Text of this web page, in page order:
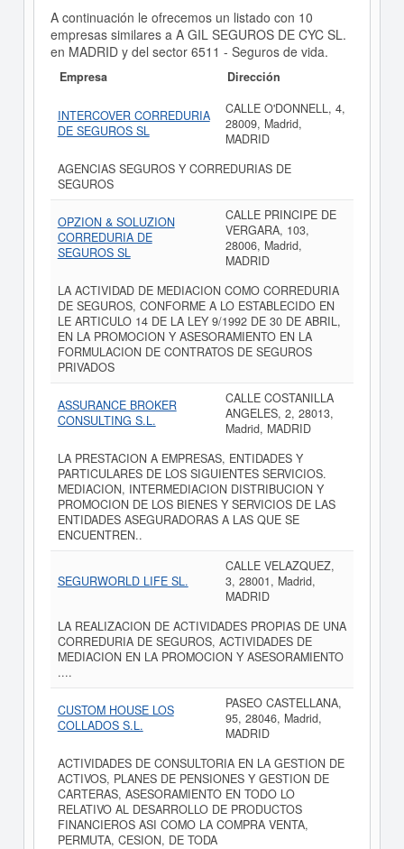
A continuación le ofrecemos un listado con 10
empresas similares a A GIL SEGUROS DE CYC SL.
en MADRID y del sector 6511 - Seguros de vida.
Empresa Dirección
INTERCOVER CORREDURIA
DE SEGUROS SL
CALLE O'DONNELL, 4,
28009, Madrid,
MADRID
AGENCIAS SEGUROS Y CORREDURIAS DE
SEGUROS
OPZION & SOLUZION
CORREDURIA DE
SEGUROS SL
CALLE PRINCIPE DE
VERGARA, 103,
28006, Madrid,
MADRID
LA ACTIVIDAD DE MEDIACION COMO CORREDURIA
DE SEGUROS, CONFORME A LO ESTABLECIDO EN
LE ARTICULO 14 DE LA LEY 9/1992 DE 30 DE ABRIL,
EN LA PROMOCION Y ASESORAMIENTO EN LA
FORMULACION DE CONTRATOS DE SEGUROS
PRIVADOS
ASSURANCE BROKER
CONSULTING S.L.
CALLE COSTANILLA
ANGELES, 2, 28013,
Madrid, MADRID
LA PRESTACION A EMPRESAS, ENTIDADES Y
PARTICULARES DE LOS SIGUIENTES SERVICIOS.
MEDIACION, INTERMEDIACION DISTRIBUCION Y
PROMOCION DE LOS BIENES Y SERVICIOS DE LAS
ENTIDADES ASEGURADORAS A LAS QUE SE
ENCUENTREN..
SEGURWORLD LIFE SL.
CALLE VELAZQUEZ,
3, 28001, Madrid,
MADRID
LA REALIZACION DE ACTIVIDADES PROPIAS DE UNA
CORREDURIA DE SEGUROS, ACTIVIDADES DE
MEDIACION EN LA PROMOCION Y ASESORAMIENTO
....
CUSTOM HOUSE LOS
COLLADOS S.L.
PASEO CASTELLANA,
95, 28046, Madrid,
MADRID
ACTIVIDADES DE CONSULTORIA EN LA GESTION DE
ACTIVOS, PLANES DE PENSIONES Y GESTION DE
CARTERAS, ASESORAMIENTO EN TODO LO
RELATIVO AL DESARROLLO DE PRODUCTOS
FINANCIEROS ASI COMO LA COMPRA VENTA,
PERMUTA, CESION, DE TODA